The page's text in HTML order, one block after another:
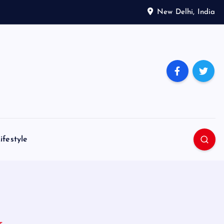
New Delhi, India